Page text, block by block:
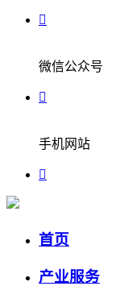
微信公众号
手机网站
首页
产业服务